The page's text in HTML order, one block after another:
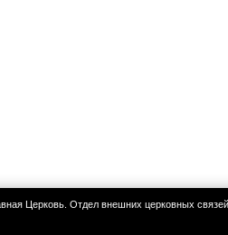
Церковь. Отдел внешних церковных связей